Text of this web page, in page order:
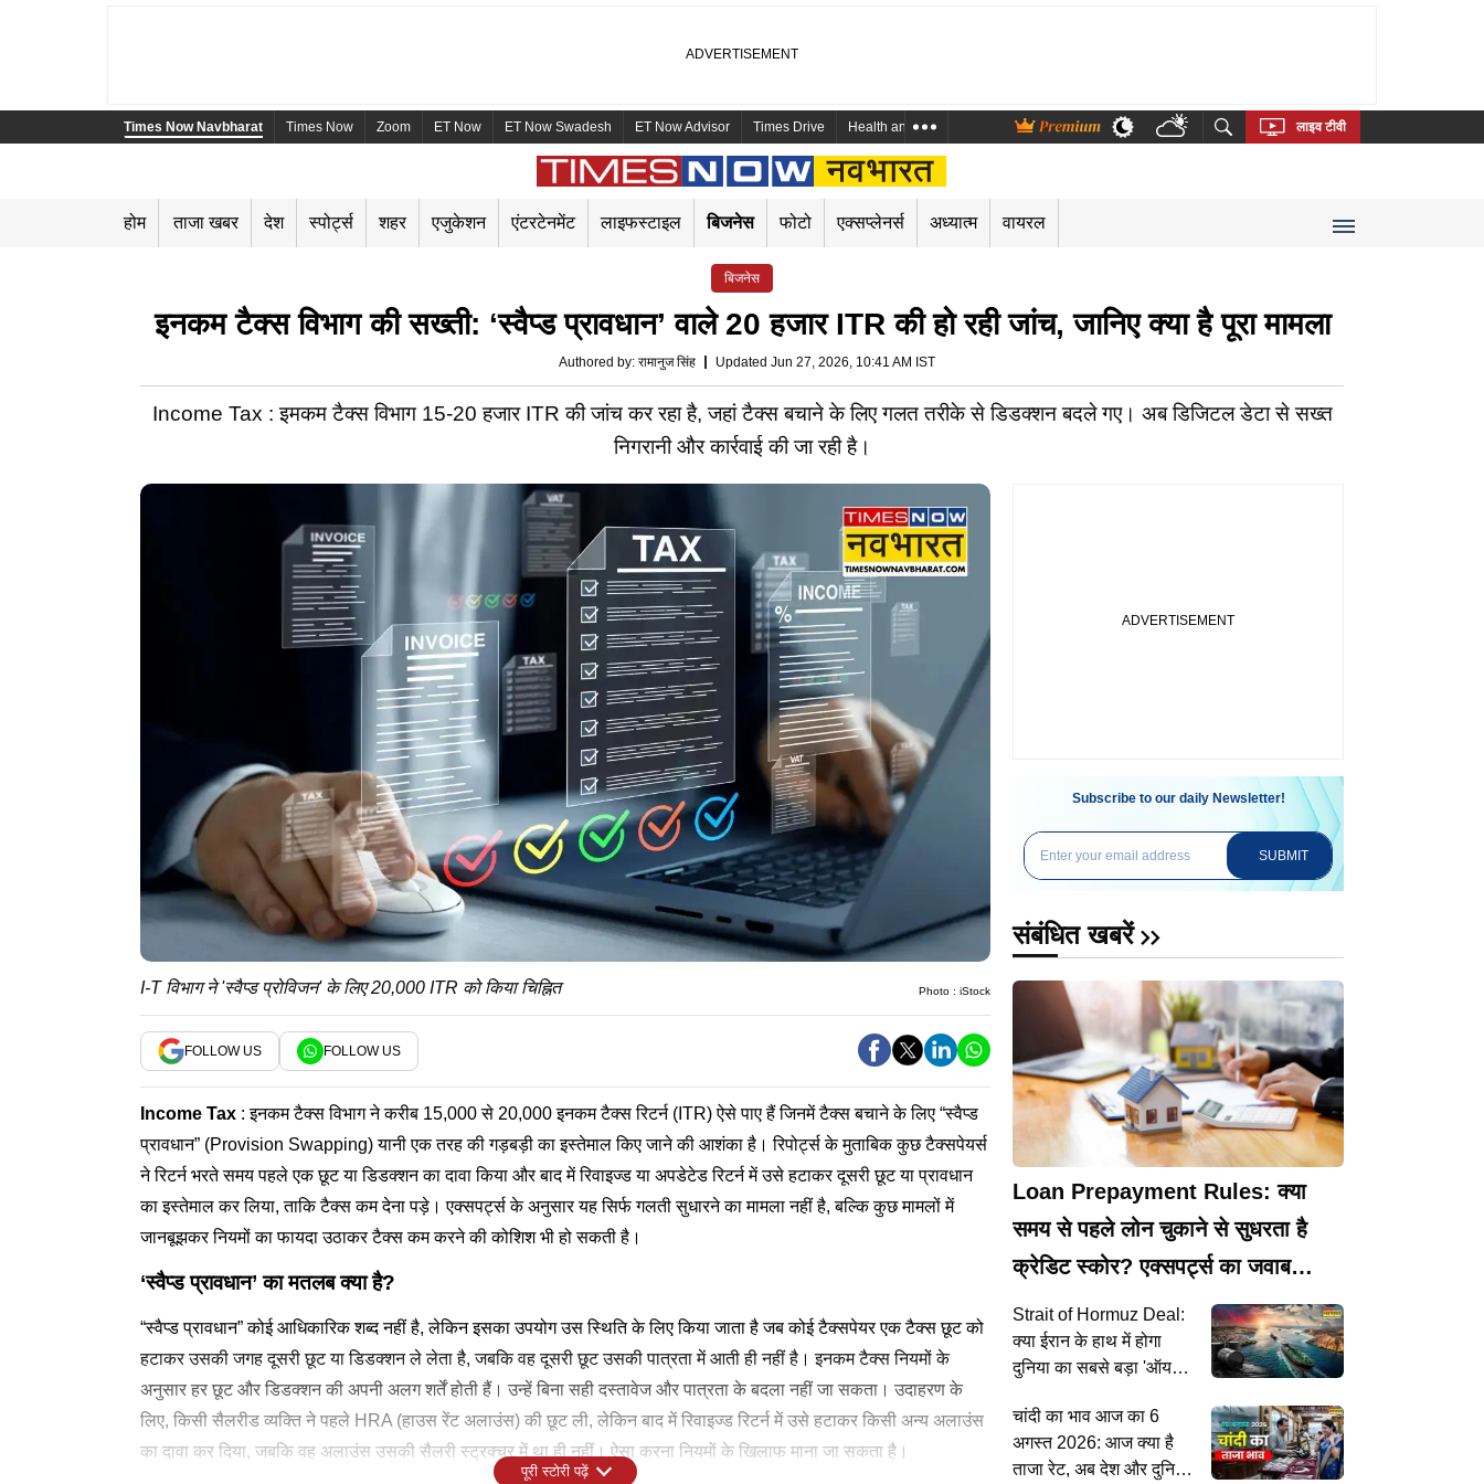
Times Now Navbharat Times Now Zoom ET Now ET Now Swadesh ET Now Advisor Times Drive Health and Me Bengali Telugu Tamil Kannada Malayalam
लाइव टीवी
होम ताजा खबर देश स्पोर्ट्स शहर एजुकेशन एंटरटेनमेंट लाइफस्टाइल बिजनेस फोटो एक्सप्लेनर्स अध्यात्म वायरल
बिजनेस
इनकम टैक्स विभाग की सख्ती: ‘स्वैप्ड प्रावधान’ वाले 20 हजार ITR की हो रही जांच, जानिए क्या है पूरा मामला
Authored by: रामानुज सिंह Updated Jun 27, 2026, 10:41 AM IST
Income Tax : इमकम टैक्स विभाग 15-20 हजार ITR की जांच कर रहा है, जहां टैक्स बचाने के लिए गलत तरीके से डिडक्शन बदले गए। अब डिजिटल डेटा से सख्त
निगरानी और कार्रवाई की जा रही है।
I-T विभाग ने 'स्वैप्ड प्रोविजन' के लिए 20,000 ITR को किया चिह्नित Photo : iStock
FOLLOW US FOLLOW US
Income Tax : इनकम टैक्स विभाग ने करीब 15,000 से 20,000 इनकम टैक्स रिटर्न (ITR) ऐसे पाए हैं जिनमें टैक्स बचाने के लिए “स्वैप्ड
प्रावधान” (Provision Swapping) यानी एक तरह की गड़बड़ी का इस्तेमाल किए जाने की आशंका है। रिपोर्ट्स के मुताबिक कुछ टैक्सपेयर्स
ने रिटर्न भरते समय पहले एक छूट या डिडक्शन का दावा किया और बाद में रिवाइज्ड या अपडेटेड रिटर्न में उसे हटाकर दूसरी छूट या प्रावधान
का इस्तेमाल कर लिया, ताकि टैक्स कम देना पड़े। एक्सपर्ट्स के अनुसार यह सिर्फ गलती सुधारने का मामला नहीं है, बल्कि कुछ मामलों में
जानबूझकर नियमों का फायदा उठाकर टैक्स कम करने की कोशिश भी हो सकती है।
‘स्वैप्ड प्रावधान’ का मतलब क्या है?
“स्वैप्ड प्रावधान” कोई आधिकारिक शब्द नहीं है, लेकिन इसका उपयोग उस स्थिति के लिए किया जाता है जब कोई टैक्सपेयर एक टैक्स छूट को
हटाकर उसकी जगह दूसरी छूट या डिडक्शन ले लेता है, जबकि वह दूसरी छूट उसकी पात्रता में आती ही नहीं है। इनकम टैक्स नियमों के
अनुसार हर छूट और डिडक्शन की अपनी अलग शर्तें होती हैं। उन्हें बिना सही दस्तावेज और पात्रता के बदला नहीं जा सकता। उदाहरण के
लिए, किसी सैलरीड व्यक्ति ने पहले HRA (हाउस रेंट अलाउंस) की छूट ली, लेकिन बाद में रिवाइज्ड रिटर्न में उसे हटाकर किसी अन्य अलाउंस
का दावा कर दिया, जबकि वह अलाउंस उसकी सैलरी स्ट्रक्चर में था ही नहीं। ऐसा करना नियमों के खिलाफ माना जा सकता है।
पूरी स्टोरी पढ़ें
Subscribe to our daily Newsletter!
SUBMIT
संबंधित खबरें
Loan Prepayment Rules: क्या
समय से पहले लोन चुकाने से सुधरता है
क्रेडिट स्कोर? एक्सपर्ट्स का जवाब
सुनकर उड़ जाएंगे होश!
Strait of Hormuz Deal:
क्या ईरान के हाथ में होगा
दुनिया का सबसे बड़ा 'ऑयल
चांदी का भाव आज का 6
अगस्त 2026: आज क्या है
ताजा रेट, अब देश और दुनिया